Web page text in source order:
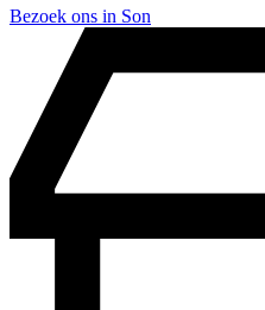
Bezoek ons in Son